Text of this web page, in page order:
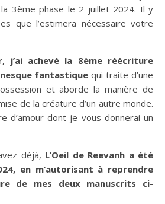
la 3ème phase le 2 juillet 2024. Il y
que l’estimera nécessaire votre
j’ai achevé la 8ème réécriture
fantastique qui traite d’une
et aborde la manière de
de la créature d’un autre monde.
d’amour dont je vous donnerai un
déjà, L’Oeil de Reevanh a été
en m’autorisant à reprendre
de mes deux manuscrits
ci-